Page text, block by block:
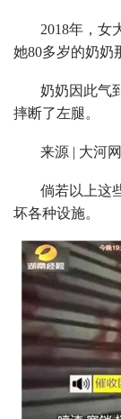
2018年，女
她80多岁的奶奶
奶奶因此气
摔断了左腿。
来源 | 大河网
倘若以上这
坏各种设施。